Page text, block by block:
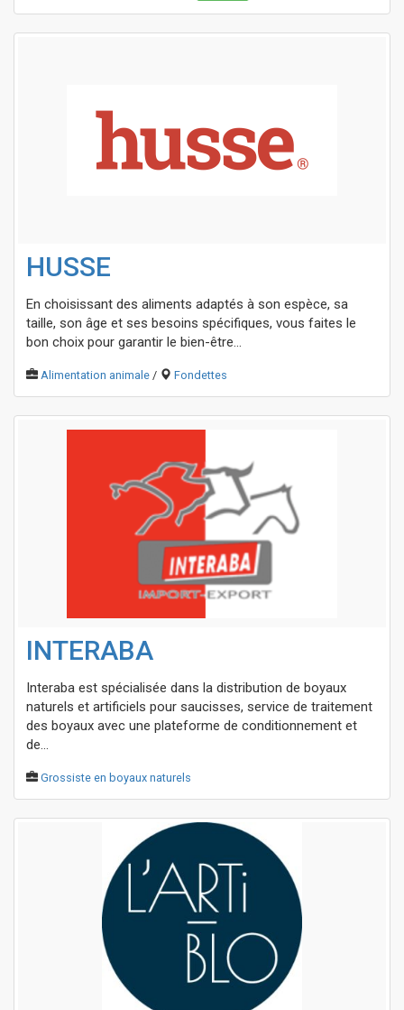
HUSSE
En choisissant des aliments adaptés à son espèce, sa
taille, son âge et ses besoins spécifiques, vous faites le
bon choix pour garantir le bien-être...
Alimentation animale / Fondettes
INTERABA
Interaba est spécialisée dans la distribution de boyaux
naturels et artificiels pour saucisses, service de traitement
des boyaux avec une plateforme de conditionnement et
de...
Grossiste en boyaux naturels